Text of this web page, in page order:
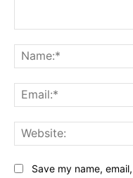
Save my name,